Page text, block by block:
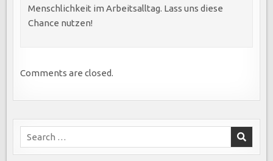
Menschlichkeit im Arbeitsalltag. Lass uns diese
Chance nutzen!
Comments are closed.
Search
for: